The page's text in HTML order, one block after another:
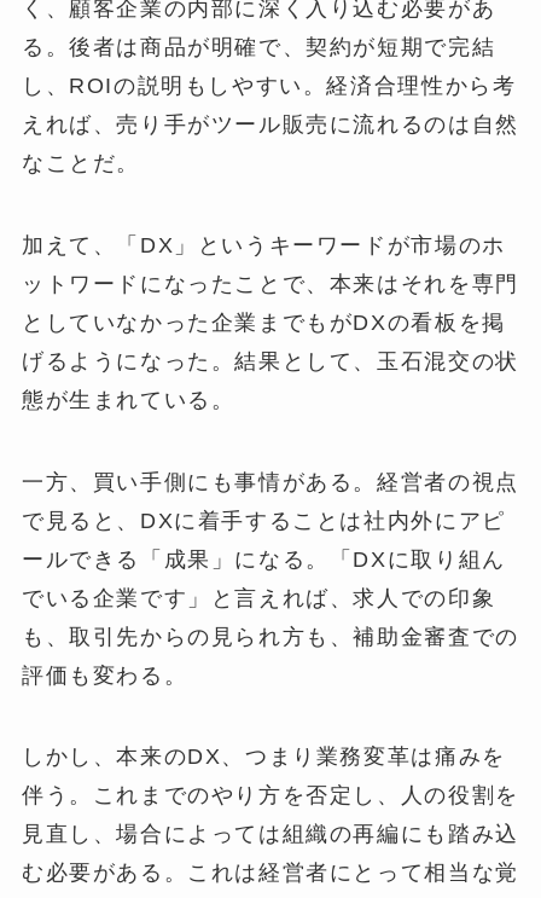
く、顧客企業の内部に深く入り込む必要があ
る。後者は商品が明確で、契約が短期で完結
し、ROIの説明もしやすい。経済合理性から考
えれば、売り手がツール販売に流れるのは自然
なことだ。
加えて、「DX」というキーワードが市場のホ
ットワードになったことで、本来はそれを専門
としていなかった企業までもがDXの看板を掲
げるようになった。結果として、玉石混交の状
態が生まれている。
一方、買い手側にも事情がある。経営者の視点
で見ると、DXに着手することは社内外にアピ
ールできる「成果」になる。「DXに取り組ん
でいる企業です」と言えれば、求人での印象
も、取引先からの見られ方も、補助金審査での
評価も変わる。
しかし、本来のDX、つまり業務変革は痛みを
伴う。これまでのやり方を否定し、人の役割を
見直し、場合によっては組織の再編にも踏み込
む必要がある。これは経営者にとって相当な覚